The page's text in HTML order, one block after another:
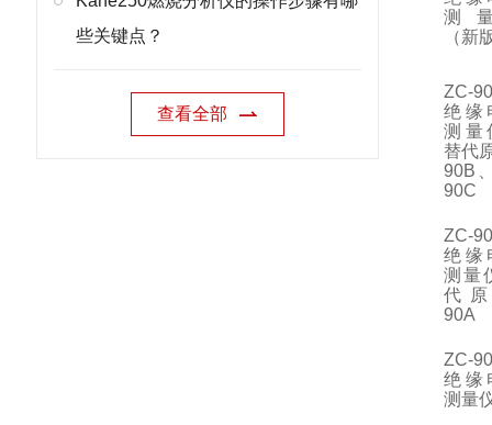
些关键点？
查看全部
测
（新
ZC-
绝缘
测量
替代
90B
90C
ZC-
绝缘
测量
代
90A
ZC-
绝缘
测量